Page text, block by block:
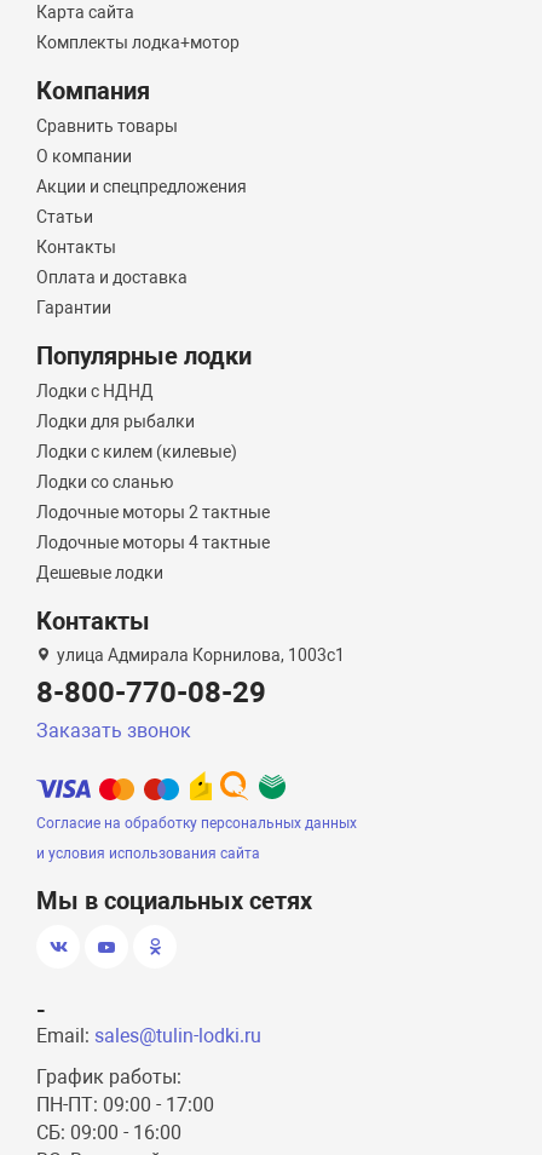
Карта сайта
Комплекты лодка+мотор
Компания
Сравнить товары
О компании
Акции и спецпредложения
Статьи
Контакты
Оплата и доставка
Гарантии
Популярные лодки
Лодки с НДНД
Лодки для рыбалки
Лодки с килем (килевые)
Лодки со сланью
Лодочные моторы 2 тактные
Лодочные моторы 4 тактные
Дешевые лодки
Контакты
улица Адмирала Корнилова, 1003с1
8-800-770-08-29
Заказать звонок
Согласие на обработку персональных данных
и условия использования сайта
Мы в социальных сетях
-
Email: sales@tulin-lodki.ru
График работы:
ПН-ПТ: 09:00 - 17:00
СБ: 09:00 - 16:00